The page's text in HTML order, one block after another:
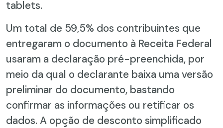
tablets.
Um total de 59,5% dos contribuintes que
entregaram o documento à Receita Federal
usaram a declaração pré-preenchida, por
meio da qual o declarante baixa uma versão
preliminar do documento, bastando
confirmar as informações ou retificar os
dados. A opção de desconto simplificado